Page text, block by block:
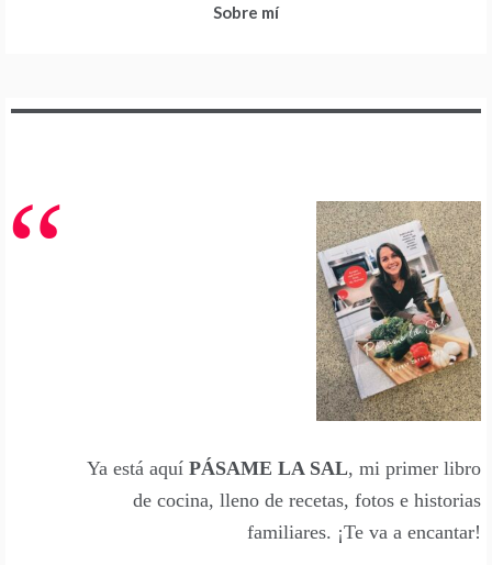
Sobre mí
Ya está aquí PÁSAME LA SAL, mi primer libro
de cocina, lleno de recetas, fotos e historias
familiares. ¡Te va a encantar!